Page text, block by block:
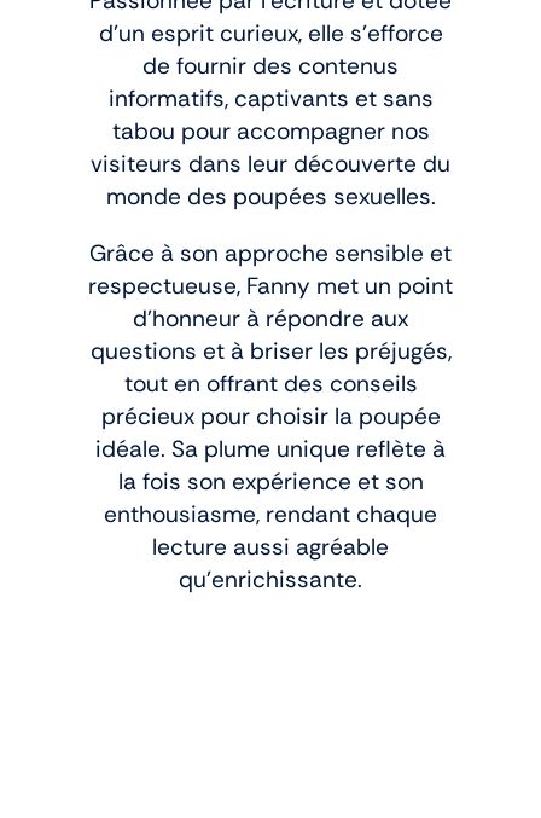
d’un esprit curieux, elle s’efforce
de fournir des contenus
informatifs, captivants et sans
tabou pour accompagner nos
visiteurs dans leur découverte du
monde des poupées sexuelles.
Grâce à son approche sensible et
respectueuse, Fanny met un point
d’honneur à répondre aux
questions et à briser les préjugés,
tout en offrant des conseils
précieux pour choisir la poupée
idéale. Sa plume unique reflète à
la fois son expérience et son
enthousiasme, rendant chaque
lecture aussi agréable
qu’enrichissante.